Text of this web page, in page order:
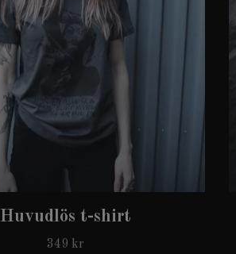
Huvudlös t-shirt
349 kr